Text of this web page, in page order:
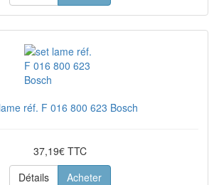
réf. F 016 800 623 Bosch
37,19€ TTC
Détails
Acheter